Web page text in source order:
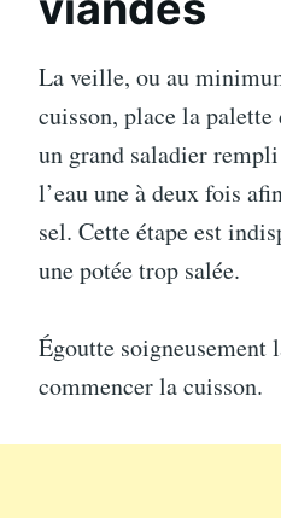
La veille, ou au
cuisson, place la
un grand saladier
l’eau une à deux fois
sel. Cette étape est
une potée trop salée.
Égoutte soigneusement
commencer la cuisson.